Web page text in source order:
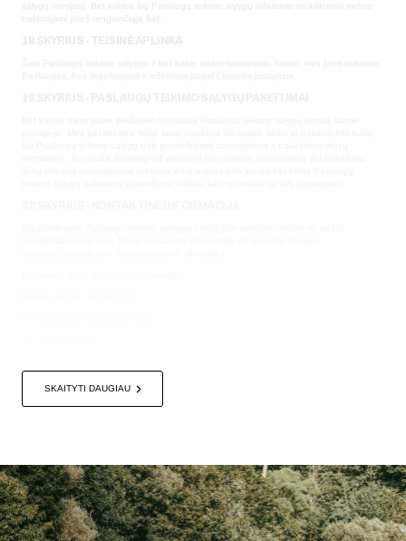
sąlygų versijas). Bet kokios šių Paslaugų teikimo sąlygų aiškinimo neaiškumai nebus
SKAITYTI DAUGIAU